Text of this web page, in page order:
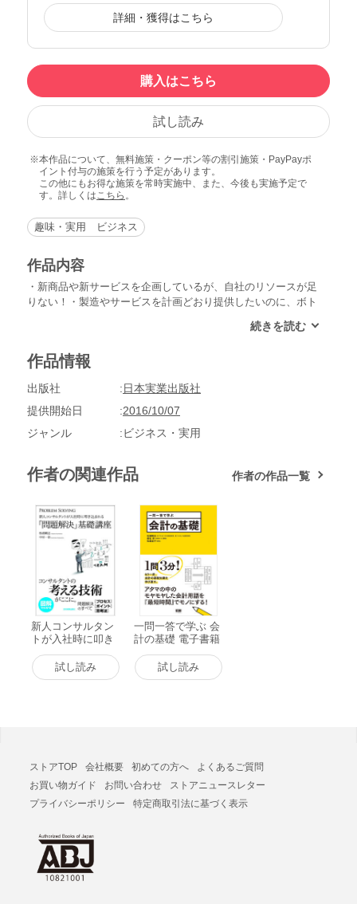
詳細・獲得はこちら
購入はこちら
試し読み
本作品について、無料施策・クーポン等の割引施策・PayPayポ
イント付与の施策を行う予定があります。
この他にもお得な施策を常時実施中、また、今後も実施予定で
す。詳しくは こちら 。
趣味・実用 ビジネス
作品内容
・新商品や新サービスを企画しているが、自社のリソースが足
りない！・製造やサービスを計画どおり提供したいのに、ボト
が得られない！仕事では、解決しなければならない問題が山積
事をする以上、「問題を解決する」ことは、常に大切な任務と
著者が、新人時代に、海外有名大学のMBAホルダーや、一流
の経営コンサルタントの先輩・上司から叩き込まれた問題解決
す！仕事上で発生する問題は、一つひとつすべてが異なり、同
ん。しかし、問題解決にはある程度決まった手順、つまり「プ
ロセス」があり、ここに気をつけると、ぐんと解決への近道に
この「プロセス」と「ポイント」に重点をおいて解説していま
す。また、各項目に図解が入っているため理解しやすく、最後
まで誰でも読み切ることができます。新人コンサルタントだけ
でなく、職場・職種・職階を問わず、仕事を成功に導くために
努力している、すべてのビジネスパーソンにオススメの一冊で
作品情報
出版社
日本実業出版社
提供開始日
2016/10/07
ジャンル
ビジネス・実用
作者の関連作品 作者の作品一覧
新人コンサルタン
トが入社時に叩き
込まれる「問題解
決」基礎講座 電子
書籍版
試し読み
一問一答で学ぶ 会
計の基礎 電子書籍
試し読み
ストアTOP 会社概要 初めての方へ
よくあるご質問
お買い物ガイド
お問い合わせ
ストアニュースレター
プライバシーポリシー
特定商取引法に基づく表示